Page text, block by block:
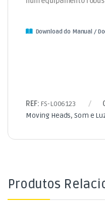
Download do Manual /
REF: FS-L006123
Moving Heads,Som e
Produtos